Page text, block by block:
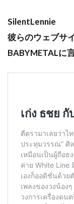
SilentLennie
彼らのウェブサ
BABYMETALに